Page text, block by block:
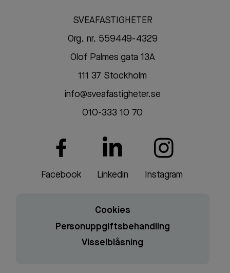
SVEAFASTIGHETER
Org. nr. 559449-4329
Olof Palmes gata 13A
111 37 Stockholm
info@sveafastigheter.se
010-333 10 70
Facebook Linkedin Instagram
Cookies
Personuppgiftsbehandling
Visselblåsning